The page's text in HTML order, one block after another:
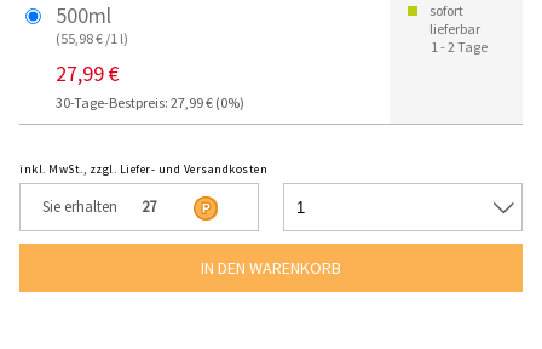
500ml
(55,98 € /1 l)
27,99 €
30-Tage-Bestpreis: 27,99 € (0%)
sofort
lieferbar
1 - 2 Tage
inkl. MwSt., zzgl. Liefer- und Versandkosten
Sie erhalten 27